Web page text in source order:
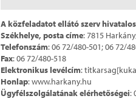
A közfeladatot ellátó szerv
Székhelye, posta címe: 7815
Telefonszám: 06 72/480-501; 06 72/
Fax: 06 72/480-518
Elektronikus levélcím:
Honlap: www.harkany.hu
Ügyfélszolgálatának elérhetőségei: